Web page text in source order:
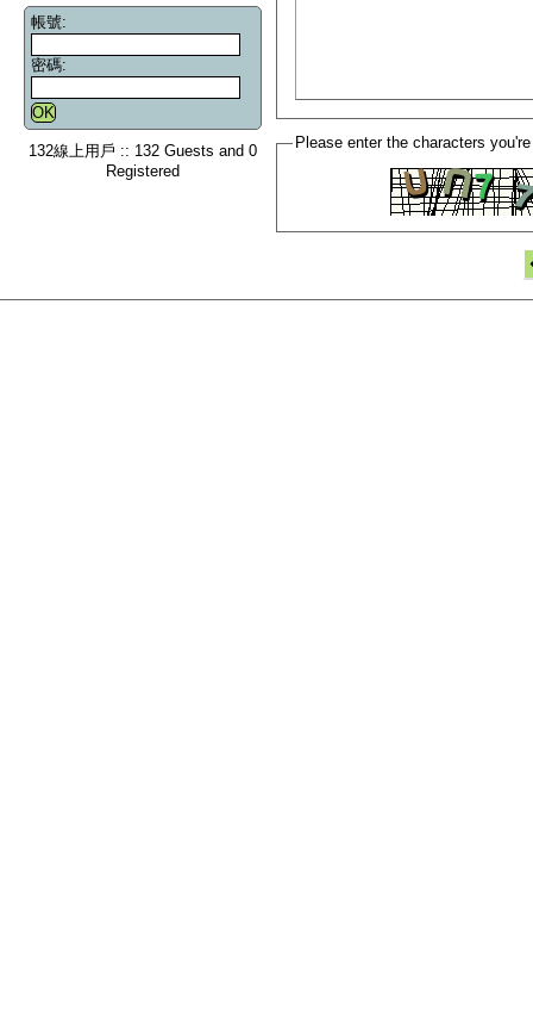
帳號:
密碼:
132線上用戶 :: 132 Guests and 0
Registered
Please enter the characters